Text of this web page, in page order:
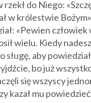
rzekł do Niego:
w królestwie
«Pewien człowiek
wielu. Kiedy
sługę, aby powiedział
bo już
się wszyscy
kazał mu